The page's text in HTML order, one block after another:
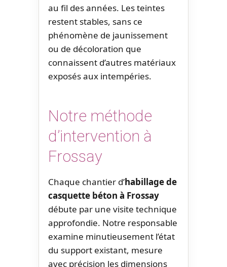
au fil des années. Les teintes
restent stables, sans ce
phénomène de jaunissement
ou de décoloration que
connaissent d’autres matériaux
exposés aux intempéries.
Notre méthode
d’intervention à
Frossay
Chaque chantier d’habillage de
casquette béton à Frossay
débute par une visite technique
approfondie. Notre responsable
examine minutieusement l’état
du support existant, mesure
avec précision les dimensions